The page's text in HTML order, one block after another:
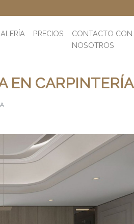
PRECIOS
CONTACTO CON
NOSOTROS
EN CARPINTERÍA